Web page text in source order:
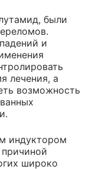
были
и
лечения, а
возможность
индуктором
широко